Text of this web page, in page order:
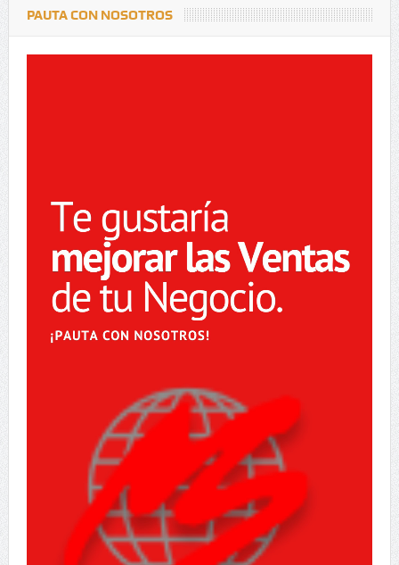
PAUTA CON NOSOTROS